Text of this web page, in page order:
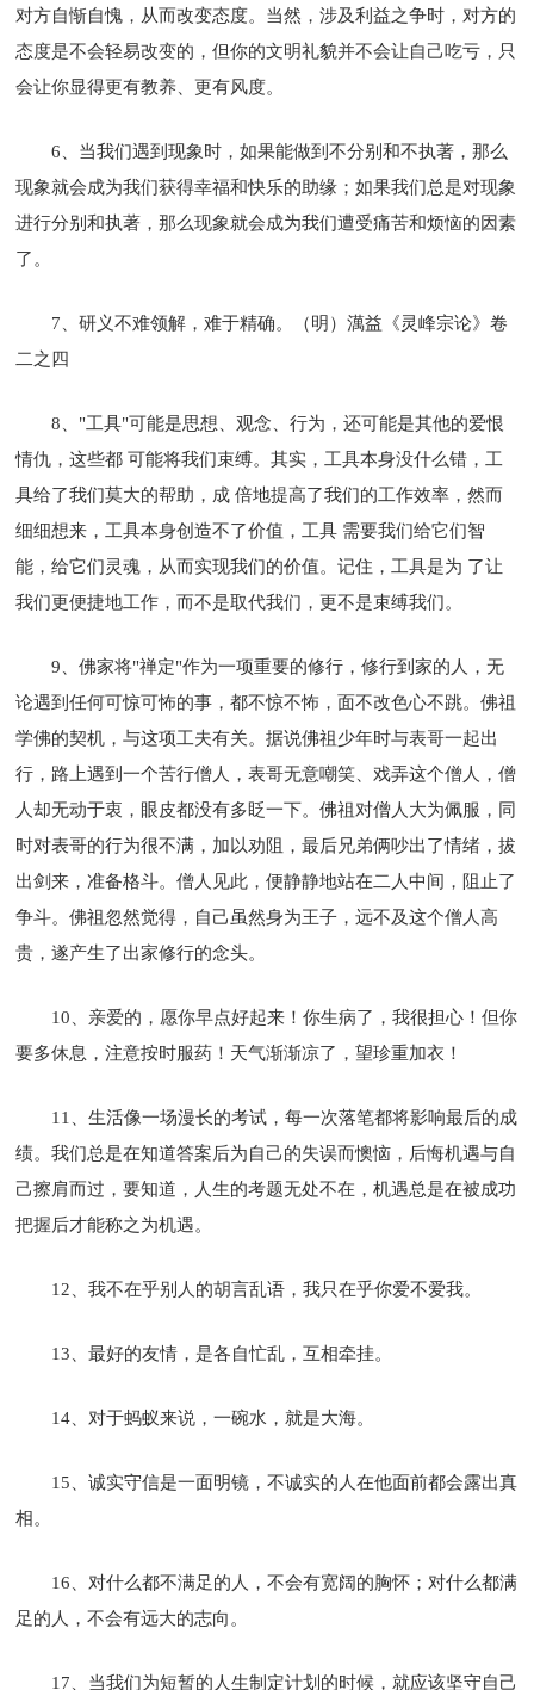
对方自惭自愧，从而改变态度。当然，涉及利益之争时，对方的
态度是不会轻易改变的，但你的文明礼貌并不会让自己吃亏，只
会让你显得更有教养、更有风度。
6、当我们遇到现象时，如果能做到不分别和不执著，那么
现象就会成为我们获得幸福和快乐的助缘；如果我们总是对现象
进行分别和执著，那么现象就会成为我们遭受痛苦和烦恼的因素
了。
7、研义不难领解，难于精确。（明）澫益《灵峰宗论》卷
二之四
8、"工具"可能是思想、观念、行为，还可能是其他的爱恨
情仇，这些都 可能将我们束缚。其实，工具本身没什么错，工
具给了我们莫大的帮助，成 倍地提高了我们的工作效率，然而
细细想来，工具本身创造不了价值，工具 需要我们给它们智
能，给它们灵魂，从而实现我们的价值。记住，工具是为 了让
我们更便捷地工作，而不是取代我们，更不是束缚我们。
9、佛家将"禅定"作为一项重要的修行，修行到家的人，无
论遇到任何可惊可怖的事，都不惊不怖，面不改色心不跳。佛祖
学佛的契机，与这项工夫有关。据说佛祖少年时与表哥一起出
行，路上遇到一个苦行僧人，表哥无意嘲笑、戏弄这个僧人，僧
人却无动于衷，眼皮都没有多眨一下。佛祖对僧人大为佩服，同
时对表哥的行为很不满，加以劝阻，最后兄弟俩吵出了情绪，拔
出剑来，准备格斗。僧人见此，便静静地站在二人中间，阻止了
争斗。佛祖忽然觉得，自己虽然身为王子，远不及这个僧人高
贵，遂产生了出家修行的念头。
10、亲爱的，愿你早点好起来！你生病了，我很担心！但你
要多休息，注意按时服药！天气渐渐凉了，望珍重加衣！
11、生活像一场漫长的考试，每一次落笔都将影响最后的成
绩。我们总是在知道答案后为自己的失误而懊恼，后悔机遇与自
己擦肩而过，要知道，人生的考题无处不在，机遇总是在被成功
把握后才能称之为机遇。
12、我不在乎别人的胡言乱语，我只在乎你爱不爱我。
13、最好的友情，是各自忙乱，互相牵挂。
14、对于蚂蚁来说，一碗水，就是大海。
15、诚实守信是一面明镜，不诚实的人在他面前都会露出真
相。
16、对什么都不满足的人，不会有宽阔的胸怀；对什么都满
足的人，不会有远大的志向。
17、当我们为短暂的人生制定计划的时候，就应该坚守自己